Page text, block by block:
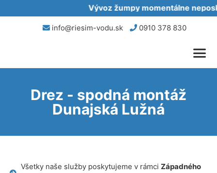
Vývoz žumpy momentálne
info@riesim-vodu.sk 0910 378 830
Drez - spodná montáž
Dunajská Lužná
Všetky naše služby poskytujeme v rámci Západného